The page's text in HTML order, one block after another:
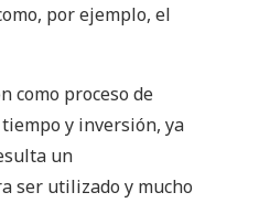
por ejemplo, el
como proceso de
tiempo y inversión, ya
un
ser utilizado y mucho